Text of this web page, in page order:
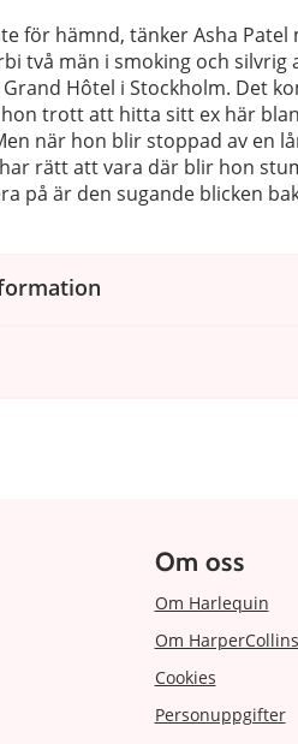
för hämnd, tänker Asha Patel
två män i smoking och silvrig
Grand Hôtel i Stockholm. Det
trott att hitta sitt ex här
när hon blir stoppad av en
rätt att vara där blir hon
på är den sugande blicken
Om oss
Om Harlequin
Om
Cookies
Personuppgifter